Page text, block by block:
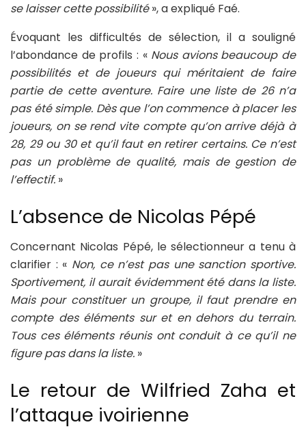
se laisser cette possibilité», a expliqué Faé.
Évoquant les difficultés de sélection, il a souligné
l’abondance de profils : « Nous avions beaucoup de
possibilités et de joueurs qui méritaient de faire
partie de cette aventure. Faire une liste de 26 n’a
pas été simple. Dès que l’on commence à placer les
joueurs, on se rend vite compte qu’on arrive déjà à
28, 29 ou 30 et qu’il faut en retirer certains. Ce n’est
pas un problème de qualité, mais de gestion de
l’effectif. »
L’absence de Nicolas Pépé
Concernant Nicolas Pépé, le sélectionneur a tenu à
clarifier : « Non, ce n’est pas une sanction sportive.
Sportivement, il aurait évidemment été dans la liste.
Mais pour constituer un groupe, il faut prendre en
compte des éléments sur et en dehors du terrain.
Tous ces éléments réunis ont conduit à ce qu’il ne
figure pas dans la liste. »
Le retour de Wilfried Zaha et
l’attaque ivoirienne